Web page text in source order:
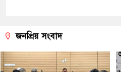
জনপ্রিয় সংবাদ